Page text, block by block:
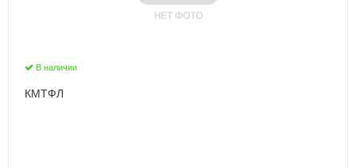
В наличии
КМТФЛ